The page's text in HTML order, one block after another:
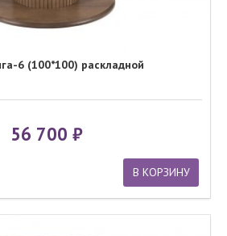
6 (100*100) раскладной
56 700
В КОРЗИНУ